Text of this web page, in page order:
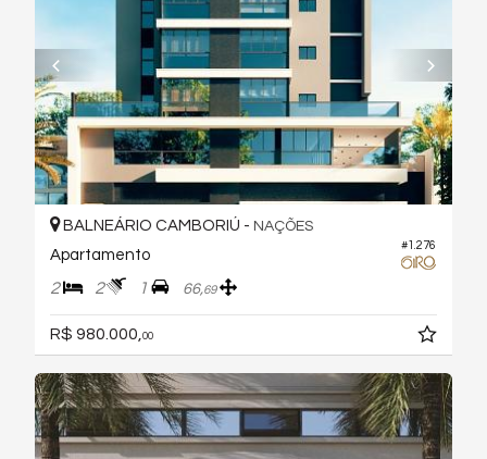
#1.276
BALNEÁRIO CAMBORIÚ - NAÇÕES
Apartamento
2 2 1 66,69
R$ 980.000, 00